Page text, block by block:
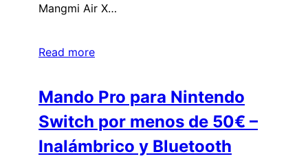
Mangmi Air X…
Read more
Mando Pro para Nintendo
Switch por menos de 50€ –
Inalámbrico y Bluetooth